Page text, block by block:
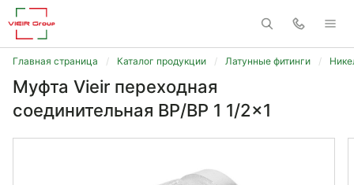
Главная страница Каталог продукции Латунные фитинги
Муфта Vieir переходная
соединительная ВР/ВР 1 1/2x1